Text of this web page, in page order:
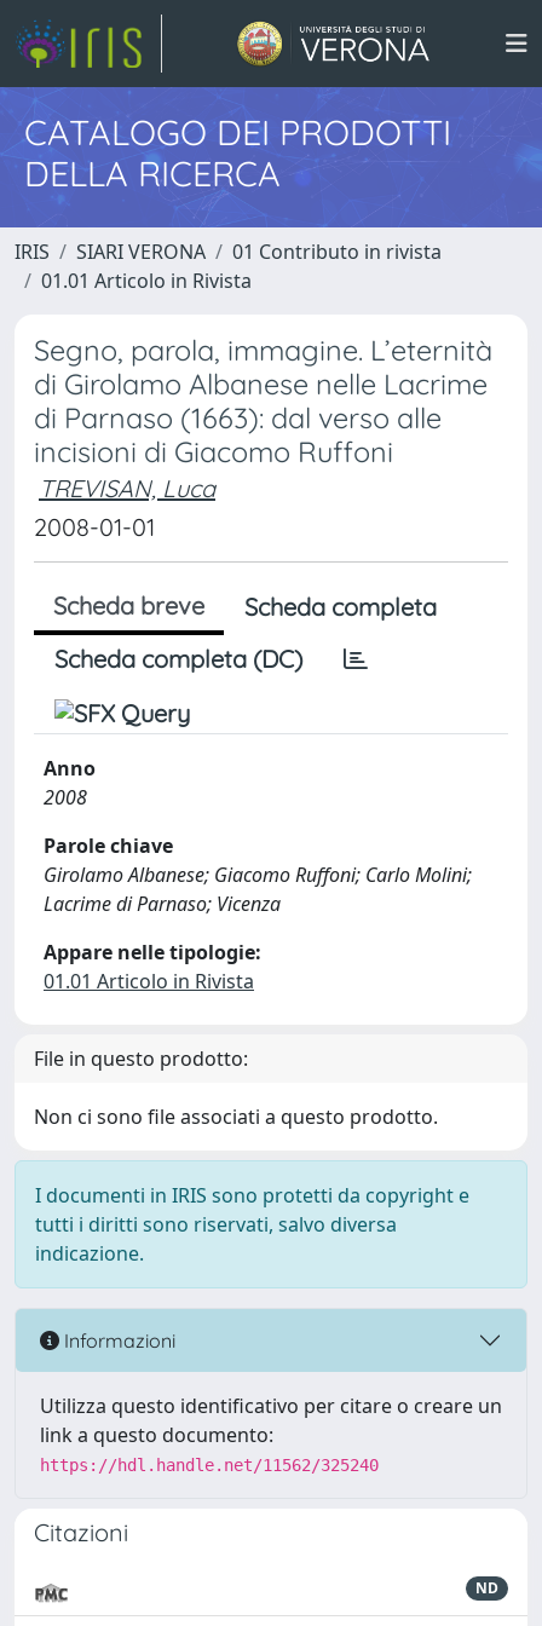
CATALOGO DEI PRODOTTI
DELLA RICERCA
IRIS SIARI VERONA
01 Contributo in rivista
01.01 Articolo in Rivista
Segno, parola, immagine. L’eternità
di Girolamo Albanese nelle Lacrime
di Parnaso (1663): dal verso alle
incisioni di Giacomo Ruffoni
TREVISAN, Luca
2008-01-01
Scheda breve
Scheda completa
Scheda completa (DC)
Anno
2008
Parole chiave
Girolamo Albanese; Giacomo Ruffoni; Carlo Molini;
Lacrime di Parnaso; Vicenza
Appare nelle tipologie:
01.01 Articolo in Rivista
File in questo prodotto:
Non ci sono file associati a questo prodotto.
I documenti in IRIS sono protetti da copyright e
tutti i diritti sono riservati, salvo diversa
indicazione.
Informazioni
Utilizza questo identificativo per citare o creare un
link a questo documento:
https://hdl.handle.net/11562/325240
Citazioni
ND